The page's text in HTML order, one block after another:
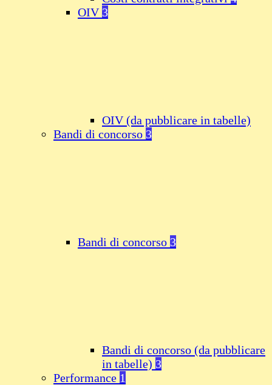
OIV 3
OIV (da pubblicare in tabelle)
Bandi di concorso 3
Bandi di concorso 3
Bandi di concorso (da pubblicare
in tabelle) 3
Performance 1